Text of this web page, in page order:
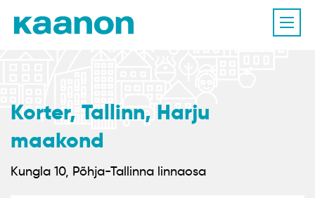
Korter, Tallinn, Harju
maakond
Kungla 10, Põhja-Tallinna linnaosa